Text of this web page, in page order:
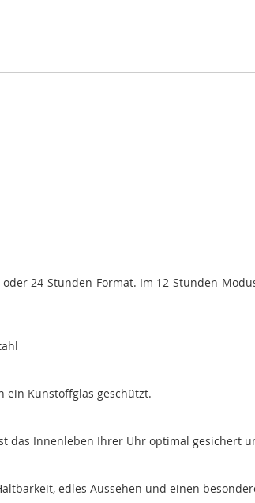
24-Stunden-Format. Im 12-Stunden-
ein Kunstoffglas geschützt.
das Innenleben Ihrer Uhr optimal gesichert
edles Aussehen und einen